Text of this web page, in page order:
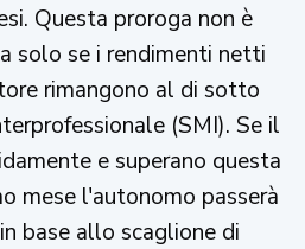
Questa proroga non è
solo se i rendimenti netti
rimangono al di sotto
(SMI). Se il
e superano questa
mese l'autonomo passerà
base allo scaglione di